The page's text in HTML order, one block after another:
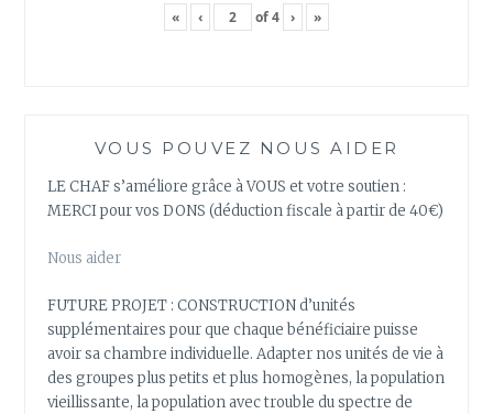
« ‹ of4 › »
VOUS POUVEZ NOUS AIDER
LE CHAF s’améliore grâce à VOUS et votre soutien :
MERCI pour vos DONS (déduction fiscale à partir de 40€)
Nous aider
FUTURE PROJET : CONSTRUCTION d’unités
supplémentaires pour que chaque bénéficiaire puisse
avoir sa chambre individuelle. Adapter nos unités de vie à
des groupes plus petits et plus homogènes, la population
vieillissante, la population avec trouble du spectre de